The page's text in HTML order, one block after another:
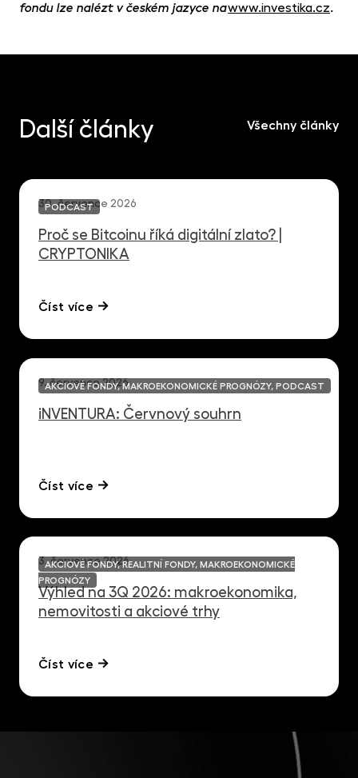
fondu lze nalézt v českém jazyce nawww.investika.cz.
Další články Všechny články
30. července 2026
Proč se Bitcoinu říká digitální zlato? |
CRYPTONIKA
Číst více
PODCAST
9. července 2026
iNVENTURA: Červnový souhrn
Číst více
AKCIOVÉ FONDY, MAKROEKONOMICKÉ PROGNÓZY, PODCAST
3. července 2026
Výhled na 3Q 2026: makroekonomika,
nemovitosti a akciové trhy
Číst více
AKCIOVÉ FONDY, REALITNÍ FONDY, MAKROEKONOMICKÉ
PROGNÓZY